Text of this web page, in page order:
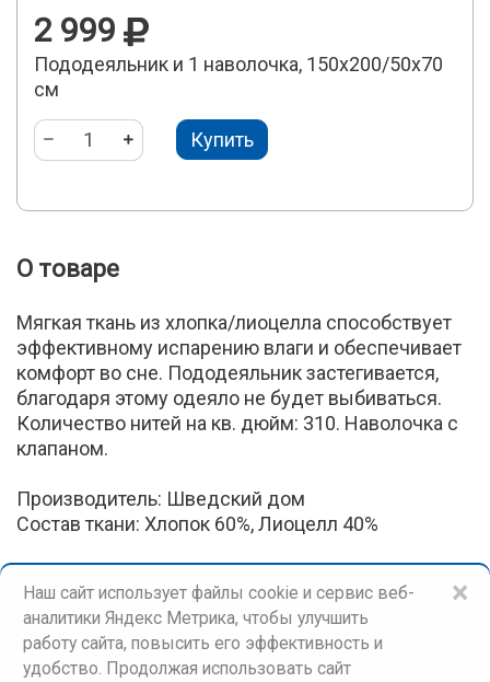
2 999
Пододеяльник и 1 наволочка, 150x200/50x70
см
Купить
О товаре
Мягкая ткань из хлопка/лиоцелла способствует
эффективному испарению влаги и обеспечивает
комфорт во сне. Пододеяльник застегивается,
благодаря этому одеяло не будет выбиваться.
Количество нитей на кв. дюйм: 310. Наволочка с
клапаном.
Производитель: Шведский дом
Состав ткани: Хлопок 60%, Лиоцелл 40%
×
Наш сайт использует файлы cookie и сервис веб-
аналитики Яндекс Метрика, чтобы улучшить
работу сайта, повысить его эффективность и
удобство. Продолжая использовать сайт